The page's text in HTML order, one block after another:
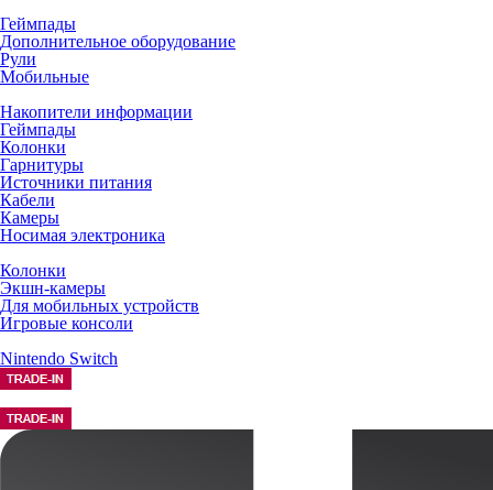
Геймпады
Дополнительное оборудование
Рули
Мобильные
Накопители информации
Геймпады
Колонки
Гарнитуры
Источники питания
Кабели
Камеры
Носимая электроника
Колонки
Экшн-камеры
Для мобильных устройств
Игровые консоли
Nintendo Switch